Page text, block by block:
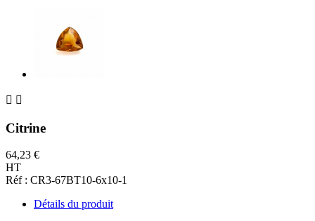
 
Citrine
64,23 €
HT
Réf : CR3-67BT10-6x10-1
Détails du produit